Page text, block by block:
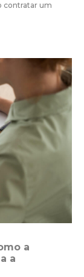
contratar um
a
a